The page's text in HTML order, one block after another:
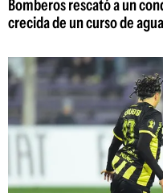
Bomberos rescató a un
crecida de un curso de